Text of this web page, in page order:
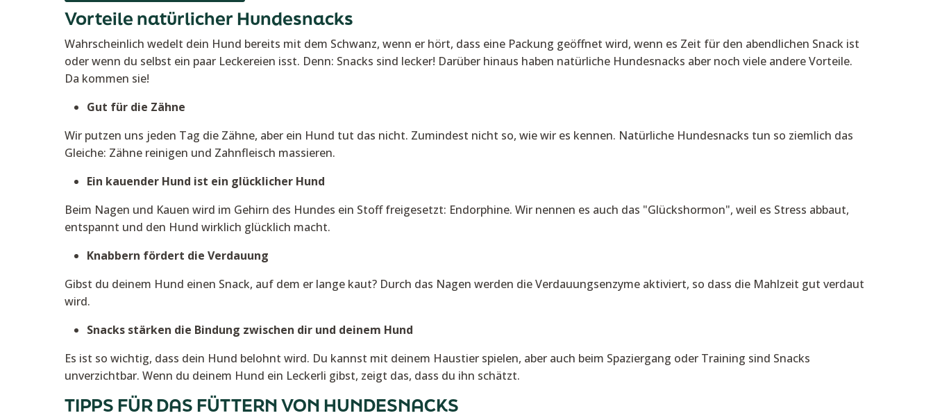
Vorteile natürlicher Hundesnacks
Wahrscheinlich wedelt dein Hund bereits mit dem Schwanz, wenn er hört, dass eine Packung geöffnet wird, wenn es Zeit für den abendlichen Snack ist
oder wenn du selbst ein paar Leckereien isst. Denn: Snacks sind lecker! Darüber hinaus haben natürliche Hundesnacks aber noch viele andere Vorteile.
Da kommen sie!
Gut für die Zähne
Wir putzen uns jeden Tag die Zähne, aber ein Hund tut das nicht. Zumindest nicht so, wie wir es kennen. Natürliche Hundesnacks tun so ziemlich das
Gleiche: Zähne reinigen und Zahnfleisch massieren.
Ein kauender Hund ist ein glücklicher Hund
Beim Nagen und Kauen wird im Gehirn des Hundes ein Stoff freigesetzt: Endorphine. Wir nennen es auch das "Glückshormon", weil es Stress abbaut,
entspannt und den Hund wirklich glücklich macht.
Knabbern fördert die Verdauung
Gibst du deinem Hund einen Snack, auf dem er lange kaut? Durch das Nagen werden die Verdauungsenzyme aktiviert, so dass die Mahlzeit gut verdaut
wird.
Snacks stärken die Bindung zwischen dir und deinem Hund
Es ist so wichtig, dass dein Hund belohnt wird. Du kannst mit deinem Haustier spielen, aber auch beim Spaziergang oder Training sind Snacks
unverzichtbar. Wenn du deinem Hund ein Leckerli gibst, zeigt das, dass du ihn schätzt.
TIPPS FÜR DAS FÜTTERN VON HUNDESNACKS